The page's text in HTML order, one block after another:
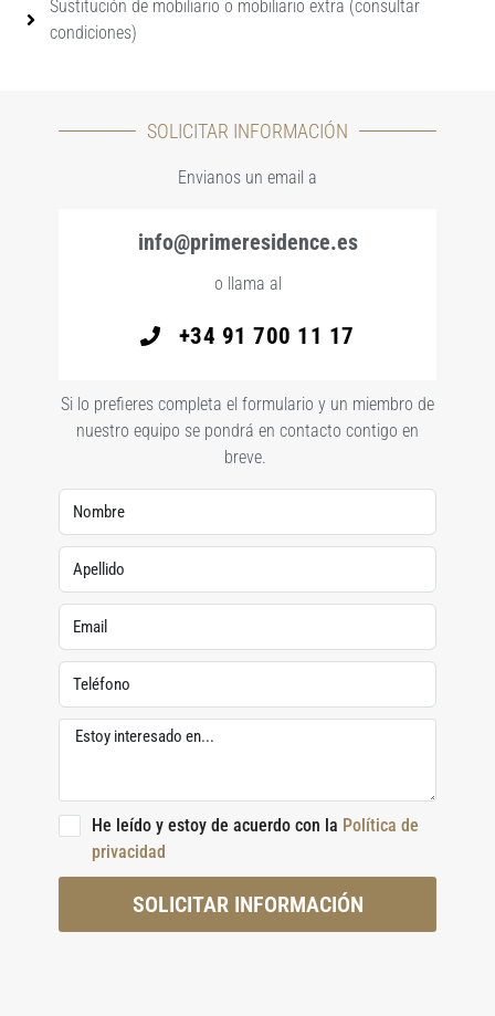
Sustitución de mobiliario o mobiliario extra (consultar
condiciones)
SOLICITAR INFORMACIÓN
Envianos un email a
info@primeresidence.es
o llama al
+34 91 700 11 17
Si lo prefieres completa el formulario y un miembro de
nuestro equipo se pondrá en contacto contigo en
breve.
He leído y estoy de acuerdo con la Política de
privacidad
SOLICITAR INFORMACIÓN